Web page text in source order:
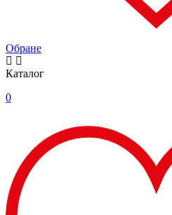
Обране
Каталог
0